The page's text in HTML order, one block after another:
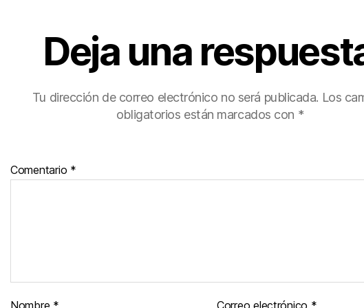
Deja una
Tu dirección de correo electrónico no será publicada. Los
obligatorios están marcados con *
Comentario *
Nombre * Correo electrónico *